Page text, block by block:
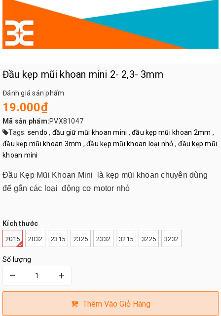
Đầu kẹp mũi khoan mini 2- 2,3- 3mm
Đánh giá sản phẩm
19.000₫
Mã sản phẩm:PVX81047
Tags: sendo , đầu giữ mũi khoan mini , đầu kẹp mũi khoan 2mm ,
đầu kẹp mũi khoan 3mm , đầu kẹp mũi khoan loại nhỏ ,đầu kẹp mũi
khoan mini
Đầu Kẹp Mũi Khoan Mini là kẹp mũi khoan chuyên dùng
để gắn các loại động cơ motor nhỏ
Kích thước
2015 2032 2315 2325 2332 3215 3225 3232
Số lượng
– +
Thêm Vào Giỏ Hàng